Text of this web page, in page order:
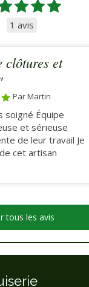
1 avis
clôtures et
Par Martin
soigné Équipe
et sérieuse
de leur travail Je
cet artisan
tous les avis